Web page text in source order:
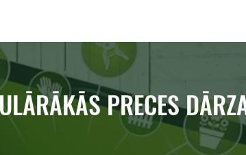
PRECES